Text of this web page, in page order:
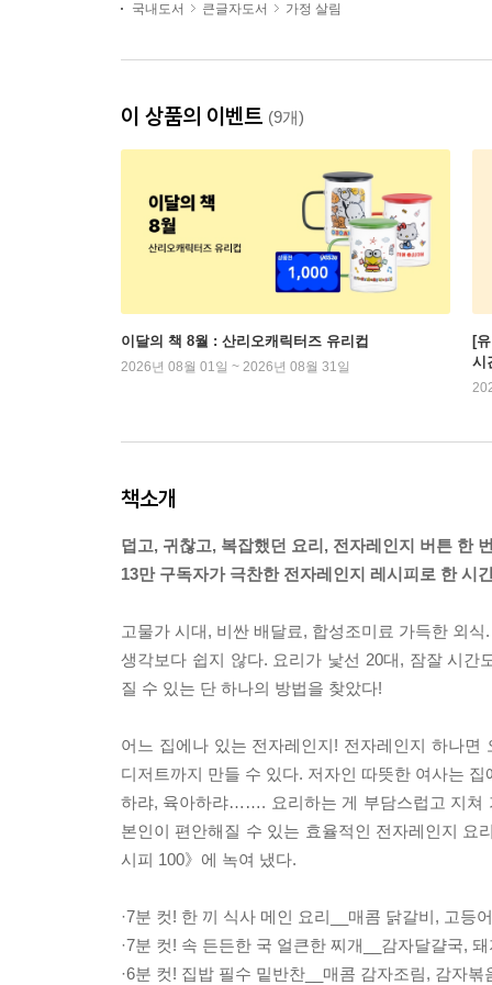
국내도서 큰글자도서 가정 살림
이 상품의 이벤트 (9개)
이달의 책 8월 : 산리오캐릭터즈 유리컵
2026년 08월 01일 ~ 2026년 08월 31일
[
시
책소개
덥고, 귀찮고, 복잡했던 요리, 전자레인지 버튼 한
13만 구독자가 극찬한 전자레인지 레시피로 한 시
고물가 시대, 비싼 배달료, 합성조미료 가득한 외
생각보다 쉽지 않다. 요리가 낯선 20대, 잠잘 시간
질 수 있는 단 하나의 방법을 찾았다!
어느 집에나 있는 전자레인지! 전자레인지 하나
디저트까지 만들 수 있다. 저자인 따뜻한 여사는
하랴, 육아하랴……. 요리하는 게 부담스럽고 지쳐
본인이 편안해질 수 있는 효율적인 전자레인지 요
시피 100》에 녹여 냈다.
·7분 컷! 한 끼 식사 메인 요리__매콤 닭갈비, 고
·7분 컷! 속 든든한 국 얼큰한 찌개__감자달걀국,
·6분 컷! 집밥 필수 밑반찬__매콤 감자조림, 감자